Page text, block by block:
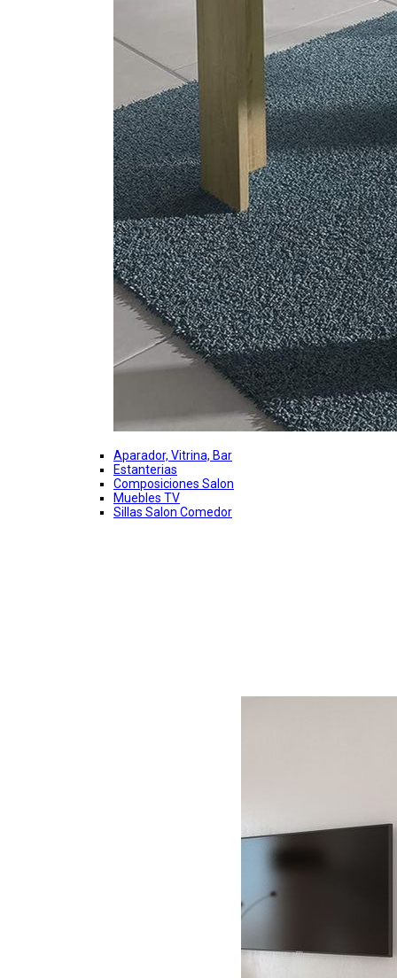
Aparador, Vitrina, Bar
Estanterias
Composiciones Salon
Muebles TV
Sillas Salon Comedor